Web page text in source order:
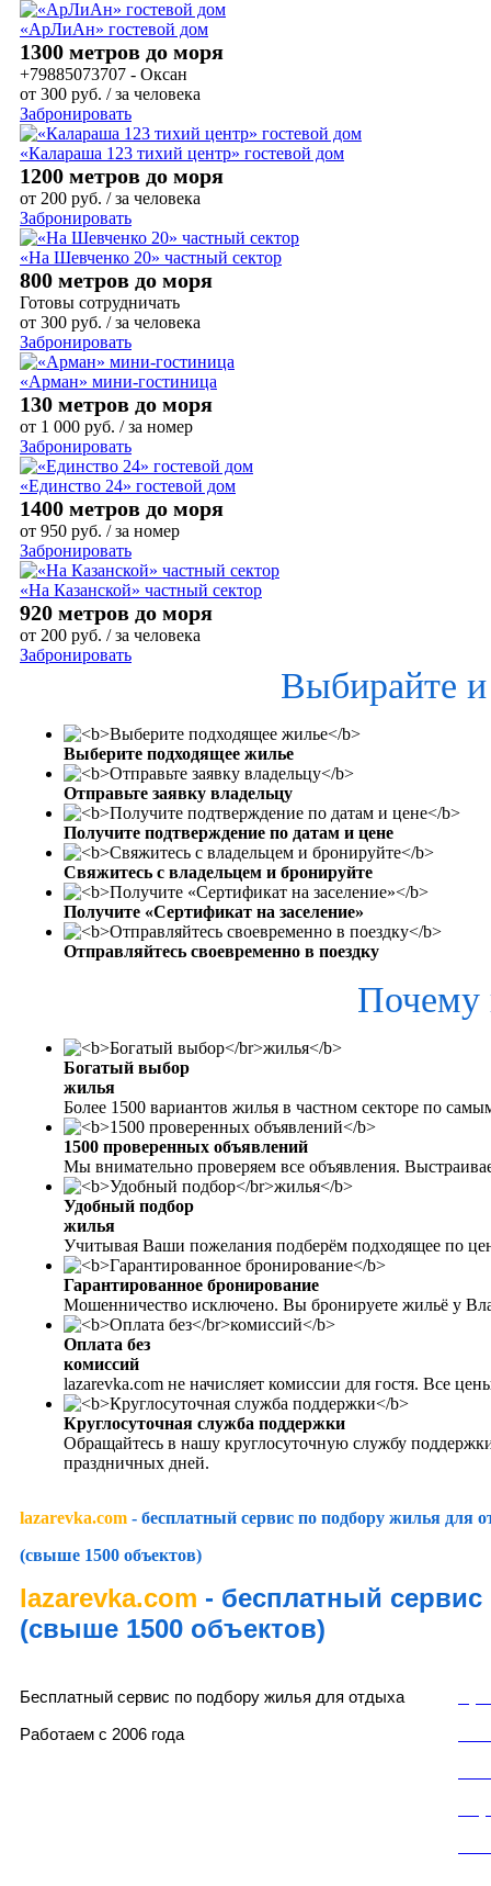
«АрЛиАн» гостевой дом
1300 метров до моря
+79885073707 - Оксан
от 300 руб. / за человека
Забронировать
«Калараша 123 тихий центр» гостевой дом
1200 метров до моря
от 200 руб. / за человека
Забронировать
«На Шевченко 20» частный сектор
800 метров до моря
Готовы сотрудничать
от 300 руб. / за человека
Забронировать
«Арман» мини-гостиница
130 метров до моря
от 1 000 руб. / за номер
Забронировать
«Единство 24» гостевой дом
1400 метров до моря
от 950 руб. / за номер
Забронировать
«На Казанской» частный сектор
920 метров до моря
от 200 руб. / за человека
Забронировать
Выбирайте
Выберите подходящее жилье
Отправьте заявку владельцу
Получите подтверждение по датам и цене
Свяжитесь с владельцем и бронируйте
Получите «Сертификат на заселение»
Отправляйтесь своевременно в поездку
Почему
Богатый выбор
жилья
Более 1500 вариантов жилья в частном секторе по
1500 проверенных объявлений
Мы внимательно проверяем все объявления.
Удобный подбор
жилья
Учитывая Ваши пожелания подберём подходящее по
Гарантированное бронирование
Мошенничество исключено. Вы бронируете жильё у
Оплата без
комиссий
lazarevka.com не начисляет комиссии для гостя. Все
Круглосуточная служба поддержки
Обращайтесь в нашу круглосуточную службу
праздничных дней.
lazarevka.com - бесплатный сервис по подбору жилья для
(свыше 1500 объектов)
lazarevka.com - бесплатный
(свыше 1500 объектов)
Бесплатный сервис по подбору жилья для отдыха
Работаем с 2006 года